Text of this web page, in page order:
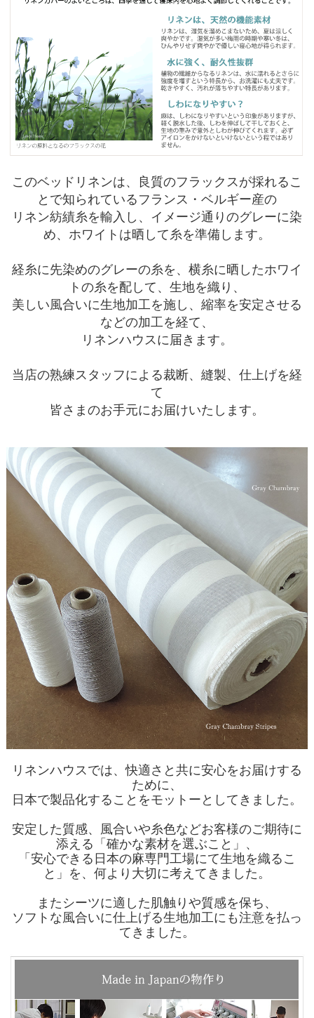
このベッドリネンは、良質のフラックスが採れるこ
とで知られているフランス・ベルギー産の
リネン紡績糸を輸入し、イメージ通りのグレーに染
め、ホワイトは晒して糸を準備します。
経糸に先染めのグレーの糸を、横糸に晒したホワイ
トの糸を配して、生地を織り、
美しい風合いに生地加工を施し、縮率を安定させる
などの加工を経て、
リネンハウスに届きます。
当店の熟練スタッフによる裁断、縫製、仕上げを経
て
皆さまのお手元にお届けいたします。
リネンハウスでは、快適さと共に安心をお届けする
ために、
日本で製品化することをモットーとしてきました。
安定した質感、風合いや糸色などお客様のご期待に
添える「確かな素材を選ぶこと」、
「安心できる日本の麻専門工場にて生地を織るこ
と」を、何より大切に考えてきました。
またシーツに適した肌触りや質感を保ち、
ソフトな風合いに仕上げる生地加工にも注意を払っ
てきました。